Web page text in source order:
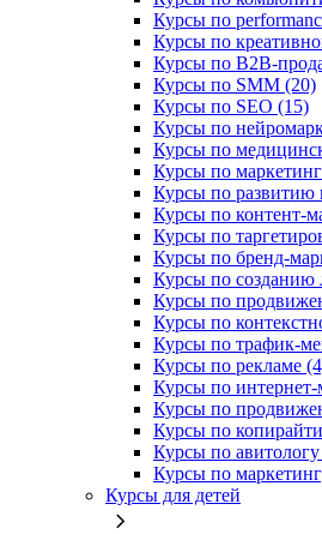
Курсы по
Курсы по
Курсы по B2B-
Курсы по SMM (20)
Курсы по SEO (15)
Курсы по
Курсы по
Курсы по
Курсы по развитию
Курсы по контент-
Курсы по
Курсы по бренд-
Курсы по созданию
Курсы по
Курсы по
Курсы по трафик-
Курсы по рекламе
Курсы по интернет-
Курсы по
Курсы по
Курсы по
Курсы по
Курсы для детей